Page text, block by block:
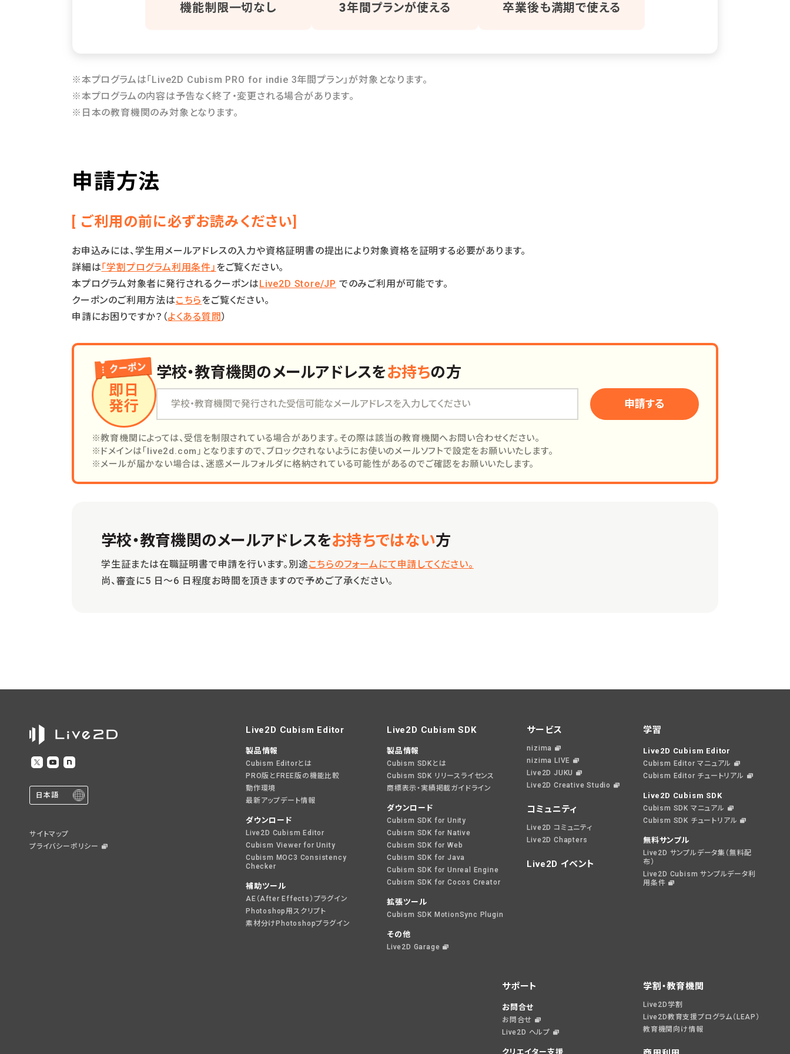
機能制限一切なし 3年間プランが使える 卒業後も満期で使える
※本プログラムは「Live2D Cubism PRO for indie 3年間プラン」が対象となります。
※本プログラムの内容は予告なく終了・変更される場合があります。
※日本の教育機関のみ対象となります。
申請方法
[ ご利用の前に必ずお読みください]
お申込みには、学生用メールアドレスの入力や資格証明書の提出により対象資格を証明する必要があります。
詳細は「学割プログラム利用条件」 をご覧ください。
本プログラム対象者に発行されるクーポンはLive2D Store/JP でのみご利用が可能です。
クーポンのご利用方法はこちら をご覧ください。
申請にお困りですか？（よくある質問）
即日
発行
学校・教育機関のメールアドレスをお持ちの方
申請する
※教育機関によっては、受信を制限されている場合があります。その際は該当の教育機関へお問い合わせください。
※ドメインは「live2d.com」となりますので、ブロックされないようにお使いのメールソフトで設定をお願いいたします。
※メールが届かない場合は、迷惑メールフォルダに格納されている可能性があるのでご確認をお願いいたします。
学校・教育機関のメールアドレスをお持ちではない方
学生証または在職証明書で申請を行います。別途こちらのフォームにて申請してください。
尚、審査に5 日～6 日程度お時間を頂きますので予めご了承ください。
日本語
サイトマップ
プライバシーポリシー
Live2D Cubism Editor
製品情報
Cubism Editorとは
PRO版とFREE版の機能比較
動作環境
最新アップデート情報
ダウンロード
Live2D Cubism Editor
Cubism Viewer for Unity
Cubism MOC3 Consistency
Checker
補助ツール
AE（After Effects）プラグイン
Photoshop用スクリプト
素材分けPhotoshopプラグイン
Live2D Cubism SDK
製品情報
Cubism SDKとは
Cubism SDK リリースライセンス
商標表示・実績掲載ガイドライン
ダウンロード
Cubism SDK for Unity
Cubism SDK for Native
Cubism SDK for Web
Cubism SDK for Java
Cubism SDK for Unreal Engine
Cubism SDK for Cocos Creator
拡張ツール
Cubism SDK MotionSync Plugin
その他
Live2D Garage
サービス
nizima
nizima LIVE
Live2D JUKU
Live2D Creative Studio
コミュニティ
Live2D コミュニティ
Live2D Chapters
Live2D イベント
学習
Live2D Cubism Editor
Cubism Editor マニュアル
Cubism Editor チュートリアル
Live2D Cubism SDK
Cubism SDK マニュアル
Cubism SDK チュートリアル
無料サンプル
Live2D サンプルデータ集（無料配
布）
Live2D Cubism サンプルデータ利
用条件
サポート
お問合せ
お問合せ
Live2D ヘルプ
クリエイター支援
学割・教育機関
Live2D学割
Live2D教育支援プログラム（LEAP）
教育機関向け情報